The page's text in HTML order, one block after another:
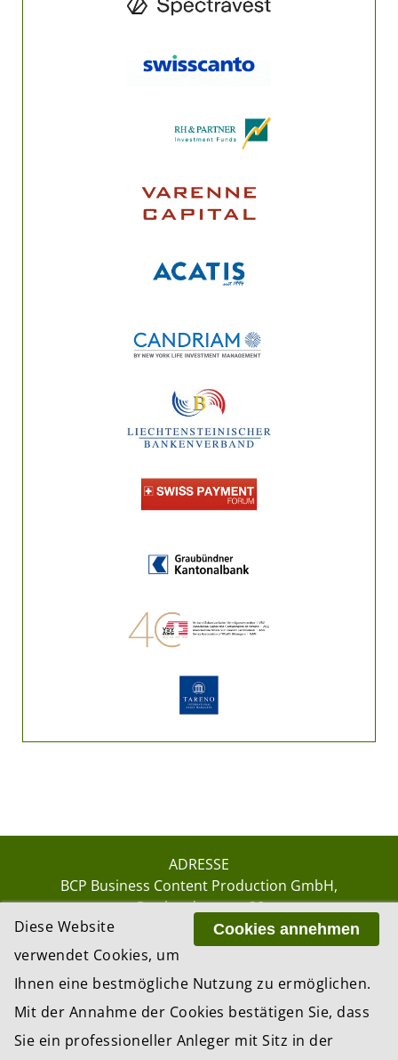
ADRESSE
BCP Business Content Production GmbH
Gotthardstrasse 38
8002 Zürich
GmbH, Zürich – Switzerland
Website by update AG, Zurich
Cookies annehmen
Diese Website
verwendet Cookies, um
Ihnen eine bestmögliche Nutzung zu ermöglichen.
Mit der Annahme der Cookies bestätigen Sie, dass
Sie ein professioneller Anleger mit Sitz in der